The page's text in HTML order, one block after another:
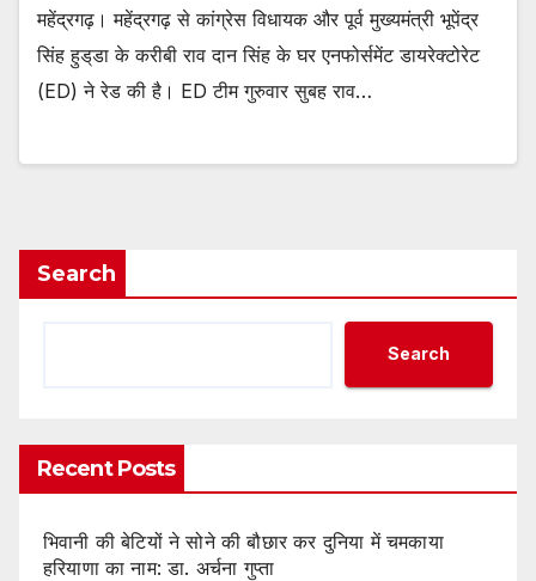
महेंद्रगढ़। महेंद्रगढ़ से कांग्रेस विधायक और पूर्व मुख्यमंत्री भूपेंद्र
सिंह हुड्‌डा के करीबी राव दान सिंह के घर एनफोर्समेंट डायरेक्टोरेट
(ED) ने रेड की है। ED टीम गुरुवार सुबह राव…
Search
Search
Recent Posts
भिवानी की बेटियों ने सोने की बौछार कर दुनिया में चमकाया
हरियाणा का नाम: डा. अर्चना गुप्ता